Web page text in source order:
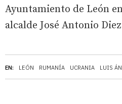
EN: LEÓN RUMANÍA UCRANIA LUIS
Ayuntamiento de León
alcalde José Antonio